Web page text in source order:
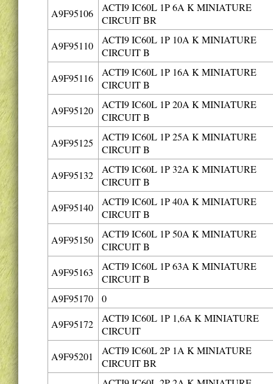
A9F95106
ACTI9 IC60L 1P 6A K MINIATURE
CIRCUIT BR
A9F95110
ACTI9 IC60L 1P 10A K MINIATURE
CIRCUIT B
A9F95116
ACTI9 IC60L 1P 16A K MINIATURE
CIRCUIT B
A9F95120
ACTI9 IC60L 1P 20A K MINIATURE
CIRCUIT B
A9F95125
ACTI9 IC60L 1P 25A K MINIATURE
CIRCUIT B
A9F95132
ACTI9 IC60L 1P 32A K MINIATURE
CIRCUIT B
A9F95140
ACTI9 IC60L 1P 40A K MINIATURE
CIRCUIT B
A9F95150
ACTI9 IC60L 1P 50A K MINIATURE
CIRCUIT B
A9F95163
ACTI9 IC60L 1P 63A K MINIATURE
CIRCUIT B
A9F95170
0
A9F95172
ACTI9 IC60L 1P 1,6A K MINIATURE
CIRCUIT
A9F95201
ACTI9 IC60L 2P 1A K MINIATURE
CIRCUIT BR